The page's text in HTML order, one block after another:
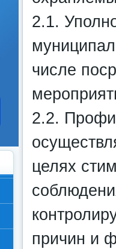
2.1.
числе
2.2.
целях
причин и